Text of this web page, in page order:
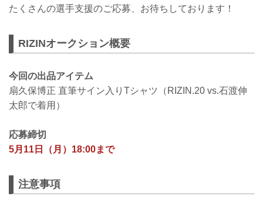
たくさんの選手支援のご応募、お待ちしております！
RIZINオークション概要
今回の出品アイテム
扇久保博正 直筆サイン入りTシャツ（RIZIN.20 vs.石渡伸
太郎で着用）
応募締切
5月11日（月）18:00まで
注意事項